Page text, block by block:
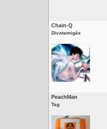
Chain-Q
Divatamigás
PeachMan
Tag